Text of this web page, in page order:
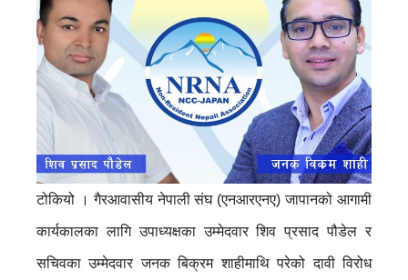
टोकियो । गैरआवासीय नेपाली संघ (एनआरएनए) जापानको आगामी
कार्यकालका लागि उपाध्यक्षका उम्मेदवार शिव प्रसाद पौडेल र
सचिवका उम्मेदवार जनक बिक्रम शाहीमाथि परेको दावी विरोध